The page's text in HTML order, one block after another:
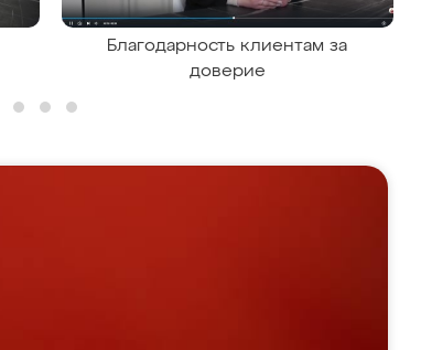
Благодарность клиентам за
доверие